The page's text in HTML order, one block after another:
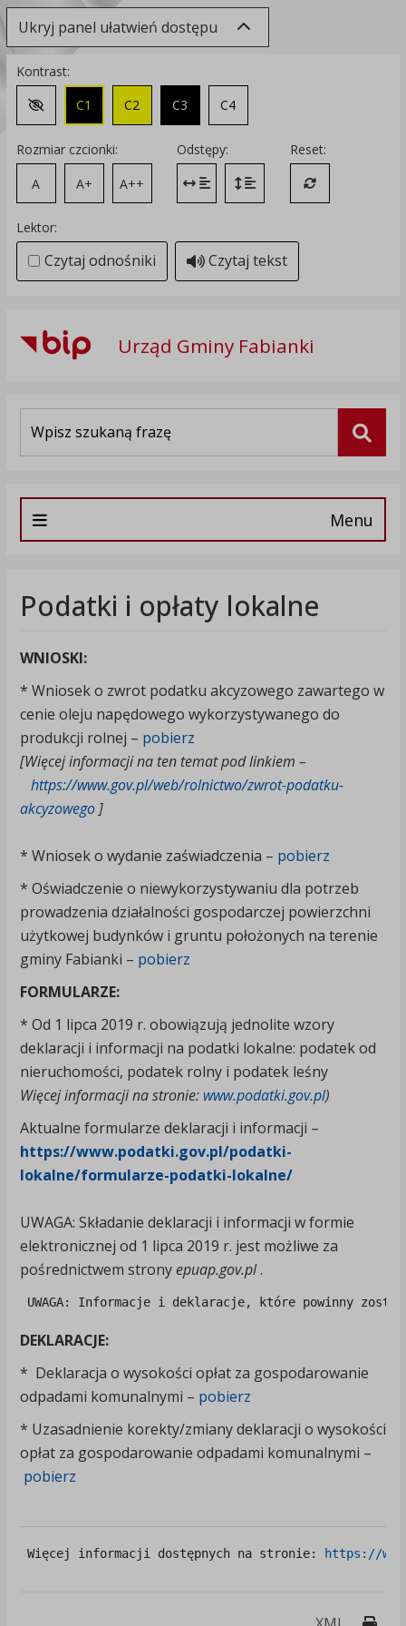
Ukryj panel ułatwień dostępu
Kontrast:
Zmień kontrast na domyślny
C1 C2 C3 C4
Rozmiar czcionki:
A
A+ A++
Odstępy:
Zmień odstęp między literami
Zmień interlinię i margines
Reset:
Przywróć
Lektor:
Czytaj odnośniki Czytaj tekst
Urząd Gminy Fabianki
Menu
Podatki i opłaty lokalne
WNIOSKI:
* Wniosek o zwrot podatku akcyzowego zawartego w
cenie oleju napędowego wykorzystywanego do
produkcji rolnej – pobierz
[Więcej informacji na ten temat pod linkiem –
https://www.gov.pl/web/rolnictwo/zwrot-podatku-
akcyzowego]
* Wniosek o wydanie zaświadczenia – pobierz
* Oświadczenie o niewykorzystywaniu dla potrzeb
prowadzenia działalności gospodarczej powierzchni
użytkowej budynków i gruntu położonych na terenie
gminy Fabianki – pobierz
FORMULARZE:
* Od 1 lipca 2019 r. obowiązują jednolite wzory
deklaracji i informacji na podatki lokalne: podatek od
nieruchomości, podatek rolny i podatek leśny
Więcej informacji na stronie: www.podatki.gov.pl)
Aktualne formularze deklaracji i informacji –
https://www.podatki.gov.pl/podatki-
lokalne/formularze-podatki-lokalne/
UWAGA: Składanie deklaracji i informacji w formie
elektronicznej od 1 lipca 2019 r. jest możliwe za
pośrednictwem stronyepuap.gov.pl.
UWAGA: Informacje i deklaracje, które powinny
DEKLARACJE:
* Deklaracja o wysokości opłat za gospodarowanie
odpadami komunalnymi – pobierz
* Uzasadnienie korekty/zmiany deklaracji o wysokości
opłat za gospodarowanie odpadami komunalnymi –
pobierz
Więcej informacji dostępnych na stronie: https://